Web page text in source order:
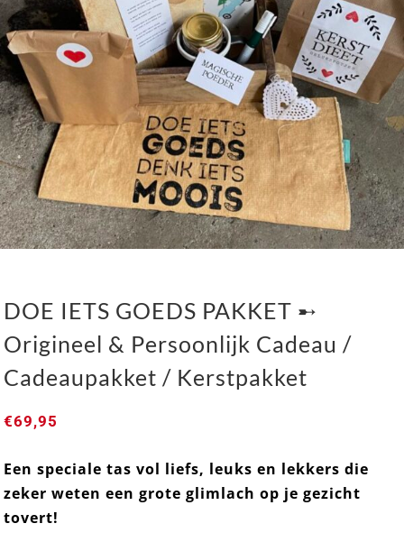
Persoonlijk Cadeau / Cadeaupakket / Kerstpakket
DOE IETS GOEDS PAKKET ➸
Origineel & Persoonlijk Cadeau /
Cadeaupakket / Kerstpakket
€69,95
Een speciale tas vol liefs, leuks en lekkers die
zeker weten een grote glimlach op je gezicht
tovert!